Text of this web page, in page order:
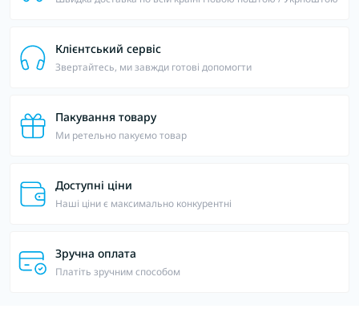
Клієнтський сервіс
Звертайтесь, ми завжди готові допомогти
Пакування товару
Ми ретельно пакуємо товар
Доступні ціни
Наші ціни є максимально конкурентні
Зручна оплата
Платіть зручним способом